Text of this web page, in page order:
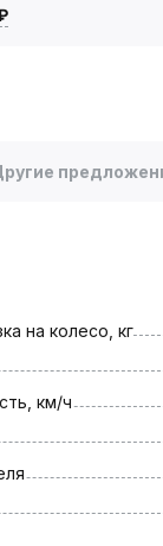
на колесо, кг
км/ч